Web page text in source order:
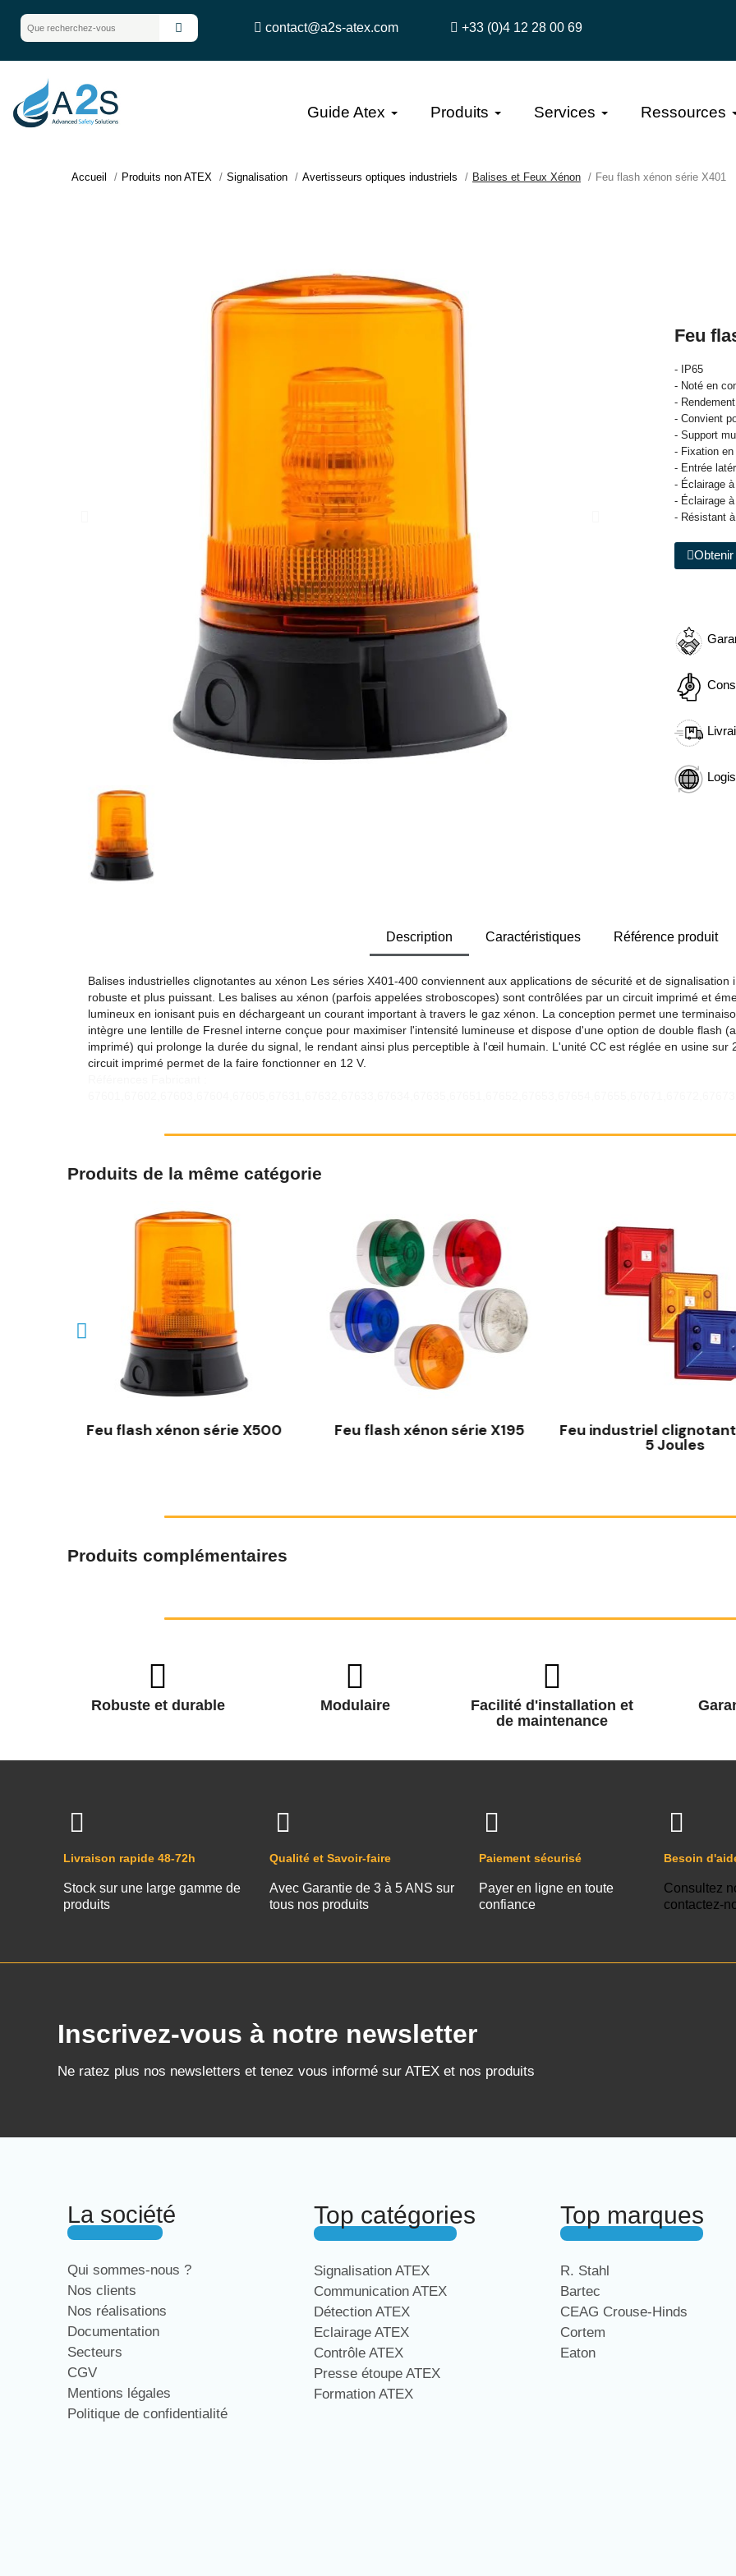
contact@a2s-atex.com +33 (0)4 12 28 00 69
Guide Atex Produits Services Ressources
Accueil Produits non ATEX Signalisation Avertisseurs optiques industriels Balises et Feux Xénon Feu flash xénon série X401
Feu
- IP65
- Noté en
-
- Convient
- Support
- Fixation
- Entrée
- Éclairage
- Éclairage
- Résistant
Description Caractéristiques Référence produit
Balises industrielles clignotantes au xénon Les séries X401-400 conviennent aux applications de sécurité et de
robuste et plus puissant. Les balises au xénon (parfois appelées stroboscopes) sont contrôlées par un circuit imprimé et
lumineux en ionisant puis en déchargeant un courant important à travers le gaz xénon. La conception permet une
intègre une lentille de Fresnel interne conçue pour maximiser l'intensité lumineuse et dispose d'une option de double flash
imprimé) qui prolonge la durée du signal, le rendant ainsi plus perceptible à l'œil humain. L'unité CC est réglée en usine sur
circuit imprimé permet de la faire fonctionner en 12 V.
Produits de la même catégorie
Feu flash xénon série X500 Feu flash xénon série X195 Feu industriel clignotant
5 Joules
Produits complémentaires
Robuste et durable Modulaire
Facilité d'installation et
de maintenance
Livraison rapide 48-72h
Stock sur une large gamme de
produits
Qualité et Savoir-faire
Avec Garantie de 3 à 5 ANS sur
tous nos produits
Paiement sécurisé
Payer en ligne en toute
confiance
Besoin
Consultez
contactez-
Inscrivez-vous à notre newsletter
Ne ratez plus nos newsletters et tenez vous informé sur ATEX et nos produits
La société
Qui sommes-nous ?
Nos clients
Nos réalisations
Documentation
Secteurs
CGV
Mentions légales
Politique de confidentialité
Top catégories
Signalisation ATEX
Communication ATEX
Détection ATEX
Eclairage ATEX
Contrôle ATEX
Presse étoupe ATEX
Formation ATEX
Top marques
R. Stahl
Bartec
CEAG Crouse-Hinds
Cortem
Eaton